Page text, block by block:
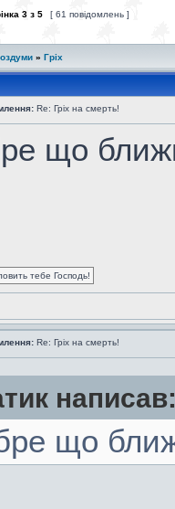
3 з 5 [ 61 повідомлень ]
» Гріх
Re: Гріх на смерть!
що
тебе Господь!
Re: Гріх на смерть!
що